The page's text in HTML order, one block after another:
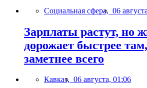
Социальная сфера, 06
Зарплаты растут, но
дорожает быстрее там,
заметнее всего
Кавказ, 06 августа, 01:06